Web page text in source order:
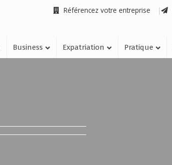
Référencez votre entreprise
Business Expatriation Pratique